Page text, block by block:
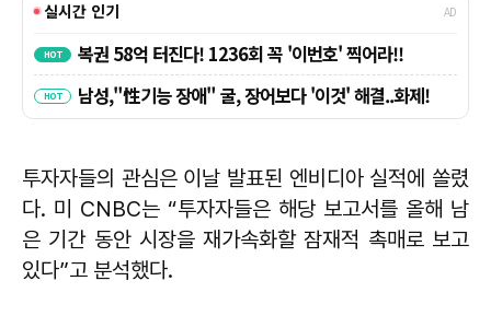
투자자들의 관심은 이날 발표된 엔비디아 실적에 쏠렸
다. 미 CNBC는 “투자자들은 해당 보고서를 올해 남
은 기간 동안 시장을 재가속화할 잠재적 촉매로 보고
있다”고 분석했다.